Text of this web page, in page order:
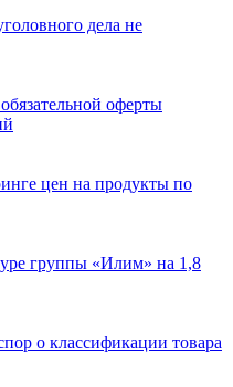
дела не
оферты
цен на продукты по
группы «Илим» на 1,8
о классификации товара